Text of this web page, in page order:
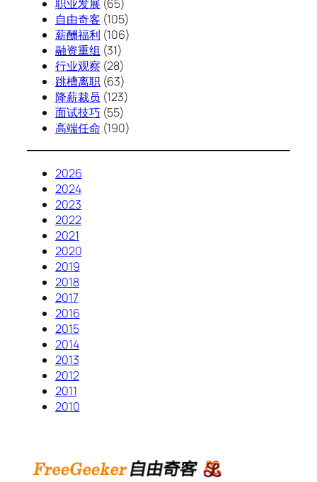
职业发展 (65)
自由奇客 (105)
薪酬福利 (106)
融资重组 (31)
行业观察 (28)
跳槽离职(63)
降薪裁员 (123)
面试技巧 (55)
高端任命 (190)
2026
2024
2023
2022
2021
2020
2019
2018
2017
2016
2015
2014
2013
2012
2011
2010